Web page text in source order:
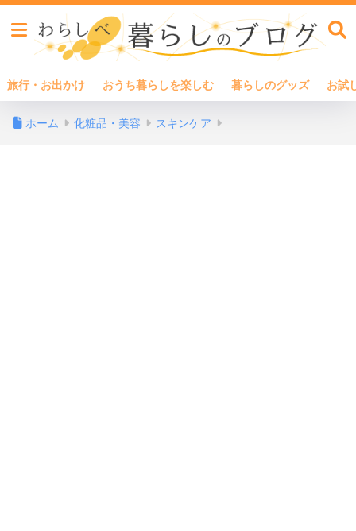
旅行・お出かけ おうち暮らしを楽しむ 暮らしのグッズ お試
ホーム 化粧品・美容 スキンケア